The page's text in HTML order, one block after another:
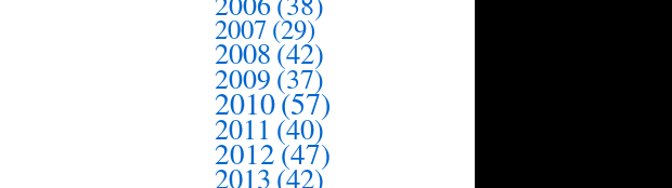
2007 (29)
2008(42)
2009 (37)
2010(57)
2011 (40)
2012(47)
2013 (42)